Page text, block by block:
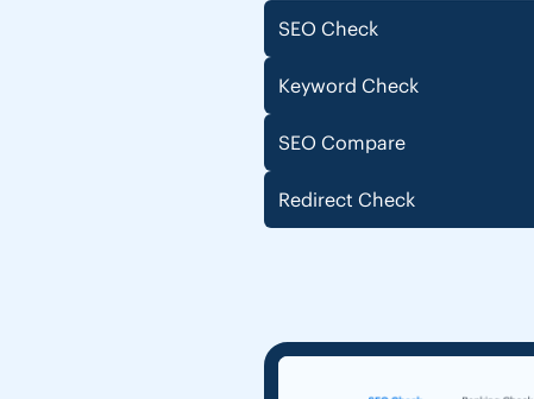
SEO Check
Keyword Check
SEO Compare
Redirect Check